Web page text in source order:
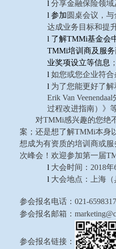
l 分享金融保险领
l 参加圆桌会议，
达成业务目标和提
l 了解TMMi基金会
TMMi培训商及服
业奖项设立等信息 ；
l 如您或您企业符
l 为了您能更好了
Erik Van
过程改进指南）》
对TMMi感兴趣的您绝
案；还是想了解TMMi本身
想成为有资质的培训商或
次峰会！欢迎参加第一届
l 大会时间：2018年
l 大会地点：上海（
参会报名电话：021-
参会报名邮箱：
参会报名链接：